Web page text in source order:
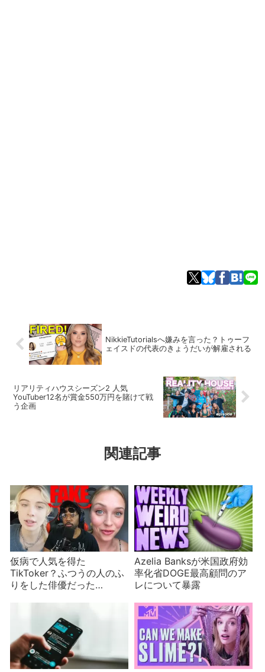
NikkieTutorialsへ嫌みを言った？トゥーフ
ェイスドの代表のきょうだいが解雇される
リアリティハウスシーズン2 人気
YouTuber12名が賞金550万円を賭けて戦
う企画
関連記事
仮病で人気を得た
TikToker？ふつうの人のふ
りをした俳優だった
Azelia Banksが米国政府効
率化省DOGE最高顧問のア
レについて暴露